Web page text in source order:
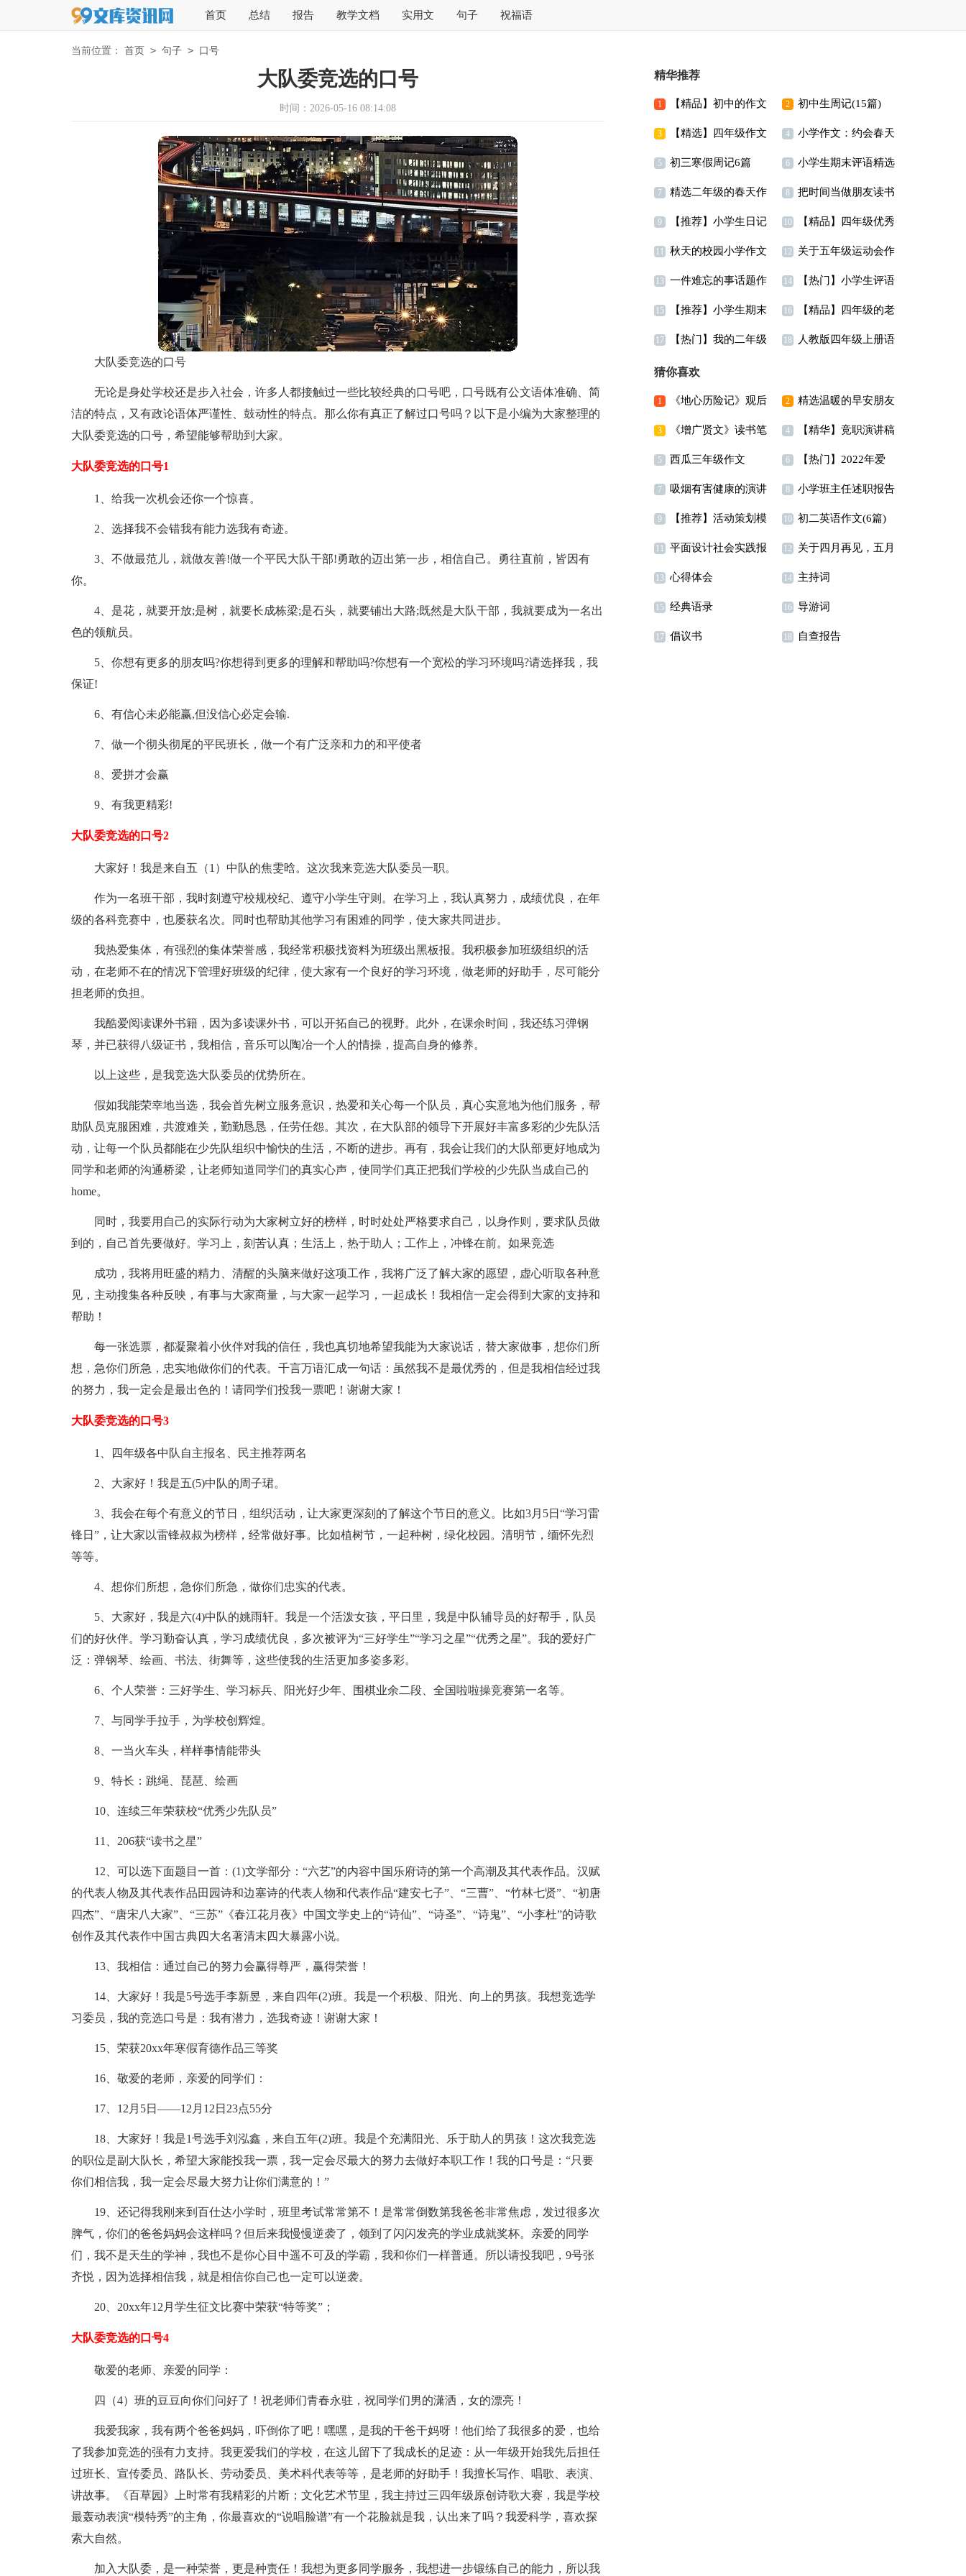
首页 总结 报告 教学文档 实用文 句子 祝福语
当前位置： 首页 > 句子 > 口号
大队委竞选的口号
时间：2026-05-16 08:14:08
大队委竞选的口号
无论是身处学校还是步入社会，许多人都接触过一些比较经典的口号吧，口号既有公文语体准确、简
洁的特点，又有政论语体严谨性、鼓动性的特点。那么你有真正了解过口号吗？以下是小编为大家整理的
大队委竞选的口号，希望能够帮助到大家。
大队委竞选的口号1
1、给我一次机会还你一个惊喜。
2、选择我不会错我有能力选我有奇迹。
3、不做最范儿，就做友善!做一个平民大队干部!勇敢的迈出第一步，相信自己。勇往直前，皆因有
你。
4、是花，就要开放;是树，就要长成栋梁;是石头，就要铺出大路;既然是大队干部，我就要成为一名出
色的领航员。
5、你想有更多的朋友吗?你想得到更多的理解和帮助吗?你想有一个宽松的学习环境吗?请选择我，我
保证!
6、有信心未必能赢,但没信心必定会输.
7、做一个彻头彻尾的平民班长，做一个有广泛亲和力的和平使者
8、爱拼才会赢
9、有我更精彩!
大队委竞选的口号2
大家好！我是来自五（1）中队的焦雯晗。这次我来竞选大队委员一职。
作为一名班干部，我时刻遵守校规校纪、遵守小学生守则。在学习上，我认真努力，成绩优良，在年
级的各科竞赛中，也屡获名次。同时也帮助其他学习有困难的同学，使大家共同进步。
我热爱集体，有强烈的集体荣誉感，我经常积极找资料为班级出黑板报。我积极参加班级组织的活
动，在老师不在的情况下管理好班级的纪律，使大家有一个良好的学习环境，做老师的好助手，尽可能分
担老师的负担。
我酷爱阅读课外书籍，因为多读课外书，可以开拓自己的视野。此外，在课余时间，我还练习弹钢
琴，并已获得八级证书，我相信，音乐可以陶冶一个人的情操，提高自身的修养。
以上这些，是我竞选大队委员的优势所在。
假如我能荣幸地当选，我会首先树立服务意识，热爱和关心每一个队员，真心实意地为他们服务，帮
助队员克服困难，共渡难关，勤勤恳恳，任劳任怨。其次，在大队部的领导下开展好丰富多彩的少先队活
动，让每一个队员都能在少先队组织中愉快的生活，不断的进步。再有，我会让我们的大队部更好地成为
同学和老师的沟通桥梁，让老师知道同学们的真实心声，使同学们真正把我们学校的少先队当成自己的
home。
同时，我要用自己的实际行动为大家树立好的榜样，时时处处严格要求自己，以身作则，要求队员做
到的，自己首先要做好。学习上，刻苦认真；生活上，热于助人；工作上，冲锋在前。如果竞选
成功，我将用旺盛的精力、清醒的头脑来做好这项工作，我将广泛了解大家的愿望，虚心听取各种意
见，主动搜集各种反映，有事与大家商量，与大家一起学习，一起成长！我相信一定会得到大家的支持和
帮助！
每一张选票，都凝聚着小伙伴对我的信任，我也真切地希望我能为大家说话，替大家做事，想你们所
想，急你们所急，忠实地做你们的代表。千言万语汇成一句话：虽然我不是最优秀的，但是我相信经过我
的努力，我一定会是最出色的！请同学们投我一票吧！谢谢大家！
大队委竞选的口号3
1、四年级各中队自主报名、民主推荐两名
2、大家好！我是五(5)中队的周子珺。
3、我会在每个有意义的节日，组织活动，让大家更深刻的了解这个节日的意义。比如3月5日“学习雷
锋日”，让大家以雷锋叔叔为榜样，经常做好事。比如植树节，一起种树，绿化校园。清明节，缅怀先烈
等等。
4、想你们所想，急你们所急，做你们忠实的代表。
5、大家好，我是六(4)中队的姚雨轩。我是一个活泼女孩，平日里，我是中队辅导员的好帮手，队员
们的好伙伴。学习勤奋认真，学习成绩优良，多次被评为“三好学生”“学习之星”“优秀之星”。我的爱好广
泛：弹钢琴、绘画、书法、街舞等，这些使我的生活更加多姿多彩。
6、个人荣誉：三好学生、学习标兵、阳光好少年、围棋业余二段、全国啦啦操竞赛第一名等。
7、与同学手拉手，为学校创辉煌。
8、一当火车头，样样事情能带头
9、特长：跳绳、琵琶、绘画
10、连续三年荣获校“优秀少先队员”
11、206获“读书之星”
12、可以选下面题目一首：(1)文学部分：“六艺”的内容中国乐府诗的第一个高潮及其代表作品。汉赋
的代表人物及其代表作品田园诗和边塞诗的代表人物和代表作品“建安七子”、“三曹”、“竹林七贤”、“初唐
四杰”、“唐宋八大家”、“三苏”《春江花月夜》中国文学史上的“诗仙”、“诗圣”、“诗鬼”、“小李杜”的诗歌
创作及其代表作中国古典四大名著清末四大暴露小说。
13、我相信：通过自己的努力会赢得尊严，赢得荣誉！
14、大家好！我是5号选手李新昱，来自四年(2)班。我是一个积极、阳光、向上的男孩。我想竞选学
习委员，我的竞选口号是：我有潜力，选我奇迹！谢谢大家！
15、荣获20xx年寒假育德作品三等奖
16、敬爱的老师，亲爱的同学们：
17、12月5日——12月12日23点55分
18、大家好！我是1号选手刘泓鑫，来自五年(2)班。我是个充满阳光、乐于助人的男孩！这次我竞选
的职位是副大队长，希望大家能投我一票，我一定会尽最大的努力去做好本职工作！我的口号是：“只要
你们相信我，我一定会尽最大努力让你们满意的！”
19、还记得我刚来到百仕达小学时，班里考试常常第不！是常常倒数第我爸爸非常焦虑，发过很多次
脾气，你们的爸爸妈妈会这样吗？但后来我慢慢逆袭了，领到了闪闪发亮的学业成就奖杯。亲爱的同学
们，我不是天生的学神，我也不是你心目中遥不可及的学霸，我和你们一样普通。所以请投我吧，9号张
齐悦，因为选择相信我，就是相信你自己也一定可以逆袭。
20、20xx年12月学生征文比赛中荣获“特等奖”；
大队委竞选的口号4
敬爱的老师、亲爱的同学：
四（4）班的豆豆向你们问好了！祝老师们青春永驻，祝同学们男的潇洒，女的漂亮！
我爱我家，我有两个爸爸妈妈，吓倒你了吧！嘿嘿，是我的干爸干妈呀！他们给了我很多的爱，也给
了我参加竞选的强有力支持。我更爱我们的学校，在这儿留下了我成长的足迹：从一年级开始我先后担任
过班长、宣传委员、路队长、劳动委员、美术科代表等等，是老师的好助手！我擅长写作、唱歌、表演、
讲故事。《百草园》上时常有我精彩的片断；文化艺术节里，我主持过三四年级原创诗歌大赛，我是学校
最轰动表演“模特秀”的主角，你最喜欢的“说唱脸谱”有一个花脸就是我，认出来了吗？我爱科学，喜欢探
索大自然。
加入大队委，是一种荣誉，更是种责任！我想为更多同学服务，我想进一步锻练自己的能力，所以我
精华推荐
1 【精品】初中的作文
300字锦集九篇
2 初中生周记(15篇)
3 【精选】四年级作文
300字集合5篇
4 小学作文：约会春天
5 初三寒假周记6篇 6 小学生期末评语精选
15篇
7 精选二年级的春天作
文8篇
8 把时间当做朋友读书
笔记
9 【推荐】小学生日记 10 【精品】四年级优秀
作文锦集八篇
11 秋天的校园小学作文 12 关于五年级运动会作
文汇编九篇
13 一件难忘的事话题作
文
14 【热门】小学生评语
15 【推荐】小学生期末
评语
16 【精品】四年级的老
师的作文合集十篇
17 【热门】我的二年级
作文300字锦集10篇
18 人教版四年级上册语
猜你喜欢
1 《地心历险记》观后
感
2 精选温暖的早安朋友
圈问候语摘录52条
3 《增广贤文》读书笔
记
4 【精华】竞职演讲稿
四篇
5 西瓜三年级作文 6 【热门】2022年爱
情唯美句子汇总55句
7 吸烟有害健康的演讲
稿3篇
8 小学班主任述职报告
9 【推荐】活动策划模
板集锦8篇
10 初二英语作文(6篇)
11 平面设计社会实践报
告(7篇)
12 关于四月再见，五月
你好句子座右铭汇总
（精选80句）
13 心得体会 14 主持词
15 经典语录 16 导游词
17 倡议书 18 自查报告